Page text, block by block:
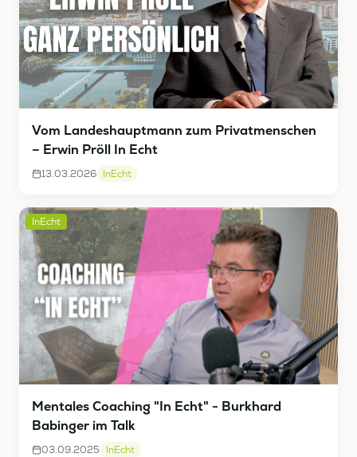
Vom Landeshauptmann zum Privatmenschen
– Erwin Pröll In Echt
13.03.2026 InEcht
InEcht
Mentales Coaching "In Echt" - Burkhard
Babinger im Talk
03.09.2025 InEcht